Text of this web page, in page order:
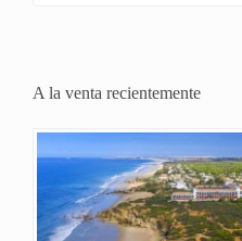
A la venta recientemente